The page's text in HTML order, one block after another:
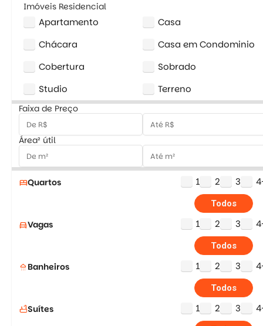
Imóveis Residencial
Apartamento
Casa
Chácara
Casa em Condominio
Cobertura
Sobrado
Studio
Terreno
Faixa de Preço
Área² útil
bedQuartos 1 2 3
Todos
directions_carVagas 1 2 3
Todos
shower Banheiros 1 2 3
Todos
bathtubSuítes 1 2 3